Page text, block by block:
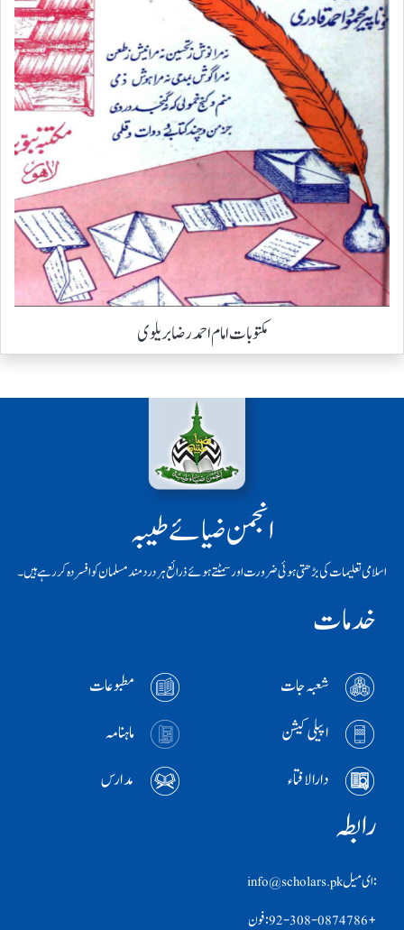
مکتوبات امام احمد رضا بریلوی
انجمن ضیائے طیبہ
اسلامی تعلیمات کی بڑھتی ہوئی ضرورت اور سمٹتے ہوئے ذرائع ہر دردمند مسلمان کو افسردہ کر رہے ہیں۔
خدمات
شعبہ جات
مطبوعات
اپیلی کیشن
ماہنامہ
دارالافتاء
مدارس
رابطہ
:ای ميل info@scholars.pk
+92-308-0874786 :فون